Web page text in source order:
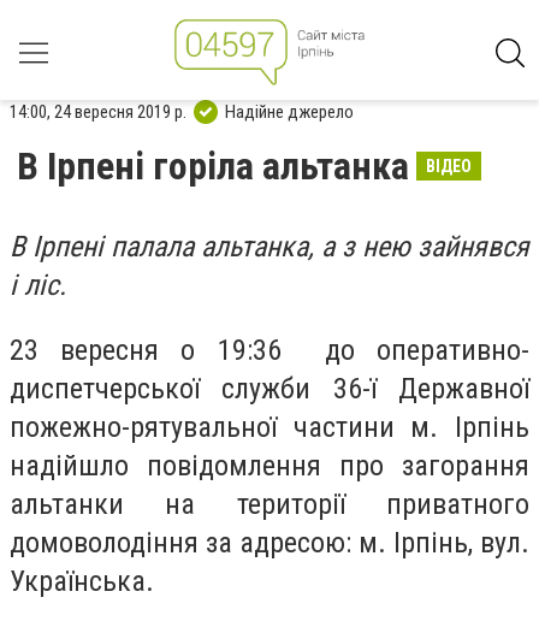
14:00, 24 вересня 2019 р. Надійне джерело
В Ірпені горіла альтанка ВІДЕО
В Ірпені палала альтанка, а з нею зайнявся
і ліс.
23 вересня о 19:36 до оперативно-
диспетчерської служби 36-ї Державної
пожежно-рятувальної частини м. Ірпінь
надійшло повідомлення про загорання
альтанки на території приватного
домоволодіння за адресою: м. Ірпінь, вул.
Українська.